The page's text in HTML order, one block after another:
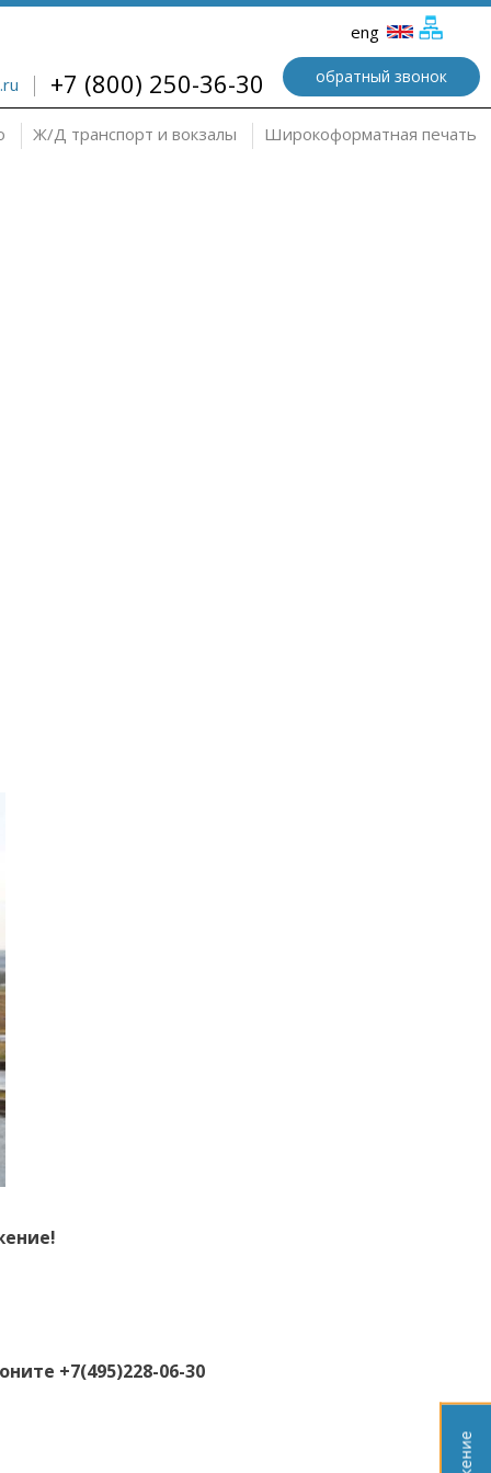
eng
обратный звонок
+7 (800) 250-36-30
Ж/Д транспорт и вокзалы Широкоформатная печать
+7(495)228-06-30